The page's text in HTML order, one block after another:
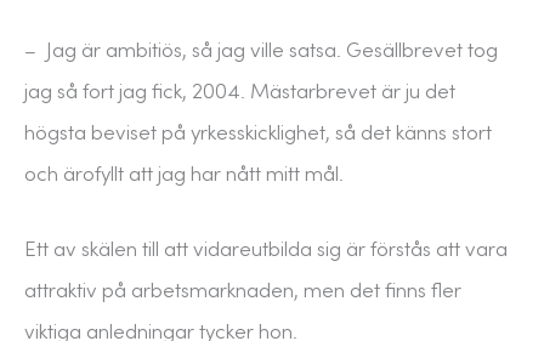
– Jag är ambitiös, så jag ville satsa. Gesällbrevet tog
jag så fort jag fick, 2004. Mästarbrevet är ju det
högsta beviset på yrkesskicklighet, så det känns stort
och ärofyllt att jag har nått mitt mål.
Ett av skälen till att vidareutbilda sig är förstås att vara
attraktiv på arbetsmarknaden, men det finns fler
viktiga anledningar tycker hon.